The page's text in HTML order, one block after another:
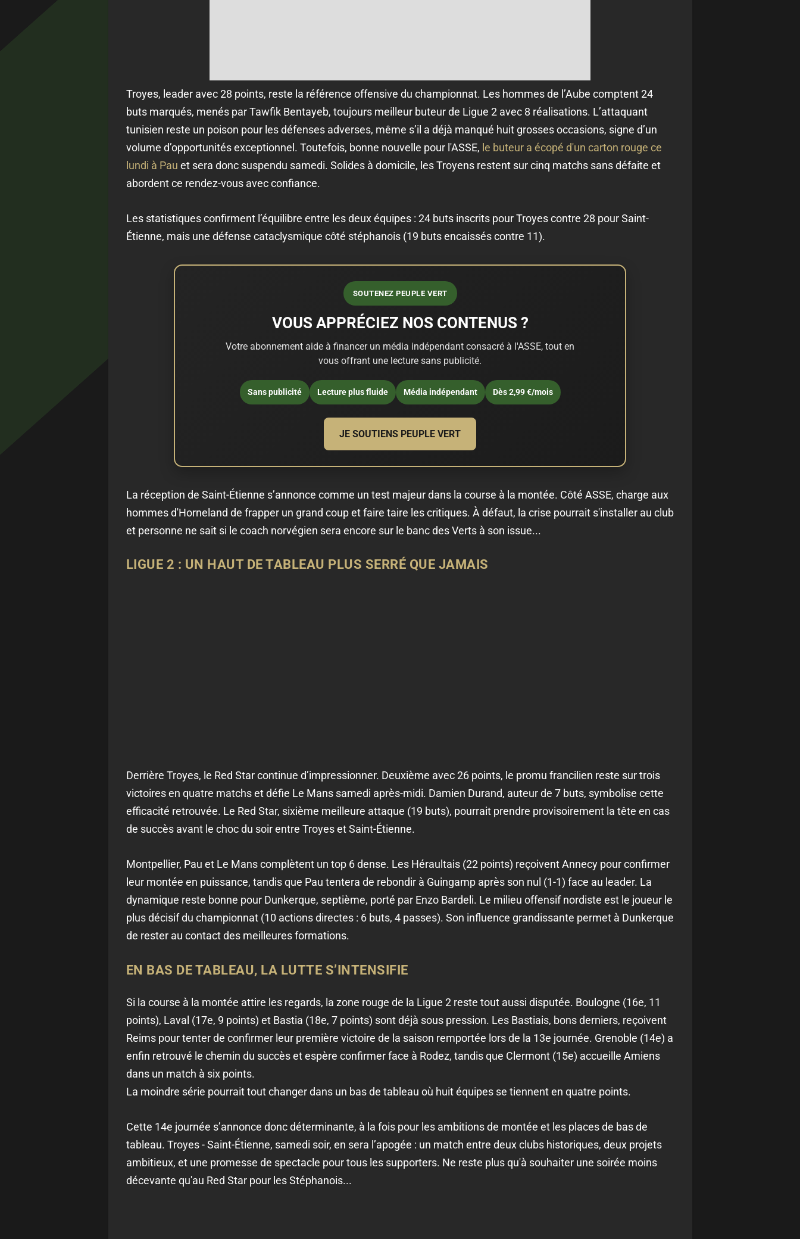
Troyes, leader avec 28 points, reste la référence offensive du championnat. Les hommes de l’Aube comptent 24
buts marqués, menés par Tawfik Bentayeb, toujours meilleur buteur de Ligue 2 avec 8 réalisations. L’attaquant
tunisien reste un poison pour les défenses adverses, même s’il a déjà manqué huit grosses occasions, signe d’un
volume d’opportunités exceptionnel. Toutefois, bonne nouvelle pour l'ASSE, le buteur a écopé d'un carton rouge ce
lundi à Pau et sera donc suspendu samedi. Solides à domicile, les Troyens restent sur cinq matchs sans défaite et
abordent ce rendez-vous avec confiance.
Les statistiques confirment l’équilibre entre les deux équipes : 24 buts inscrits pour Troyes contre 28 pour Saint-
Étienne, mais une défense cataclysmique côté stéphanois (19 buts encaissés contre 11).
SOUTENEZ PEUPLE VERT
VOUS APPRÉCIEZ NOS CONTENUS ?
Votre abonnement aide à financer un média indépendant consacré à l'ASSE, tout en
vous offrant une lecture sans publicité.
Sans publicité Lecture plus fluide Média indépendant Dès 2,99 €/mois
JE SOUTIENS PEUPLE VERT
La réception de Saint-Étienne s’annonce comme un test majeur dans la course à la montée. Côté ASSE, charge aux
hommes d'Horneland de frapper un grand coup et faire taire les critiques. À défaut, la crise pourrait s'installer au club
et personne ne sait si le coach norvégien sera encore sur le banc des Verts à son issue...
LIGUE 2 : UN HAUT DE TABLEAU PLUS SERRÉ QUE JAMAIS
Derrière Troyes, le Red Star continue d’impressionner. Deuxième avec 26 points, le promu francilien reste sur trois
victoires en quatre matchs et défie Le Mans samedi après-midi. Damien Durand, auteur de 7 buts, symbolise cette
efficacité retrouvée. Le Red Star, sixième meilleure attaque (19 buts), pourrait prendre provisoirement la tête en cas
de succès avant le choc du soir entre Troyes et Saint-Étienne.
Montpellier, Pau et Le Mans complètent un top 6 dense. Les Héraultais (22 points) reçoivent Annecy pour confirmer
leur montée en puissance, tandis que Pau tentera de rebondir à Guingamp après son nul (1-1) face au leader. La
dynamique reste bonne pour Dunkerque, septième, porté par Enzo Bardeli. Le milieu offensif nordiste est le joueur le
plus décisif du championnat (10 actions directes : 6 buts, 4 passes). Son influence grandissante permet à Dunkerque
de rester au contact des meilleures formations.
EN BAS DE TABLEAU, LA LUTTE S’INTENSIFIE
Si la course à la montée attire les regards, la zone rouge de la Ligue 2 reste tout aussi disputée. Boulogne (16e, 11
points), Laval (17e, 9 points) et Bastia (18e, 7 points) sont déjà sous pression. Les Bastiais, bons derniers, reçoivent
Reims pour tenter de confirmer leur première victoire de la saison remportée lors de la 13e journée. Grenoble (14e) a
enfin retrouvé le chemin du succès et espère confirmer face à Rodez, tandis que Clermont (15e) accueille Amiens
dans un match à six points.
La moindre série pourrait tout changer dans un bas de tableau où huit équipes se tiennent en quatre points.
Cette 14e journée s’annonce donc déterminante, à la fois pour les ambitions de montée et les places de bas de
tableau. Troyes - Saint-Étienne, samedi soir, en sera l’apogée : un match entre deux clubs historiques, deux projets
ambitieux, et une promesse de spectacle pour tous les supporters. Ne reste plus qu'à souhaiter une soirée moins
décevante qu'au Red Star pour les Stéphanois...